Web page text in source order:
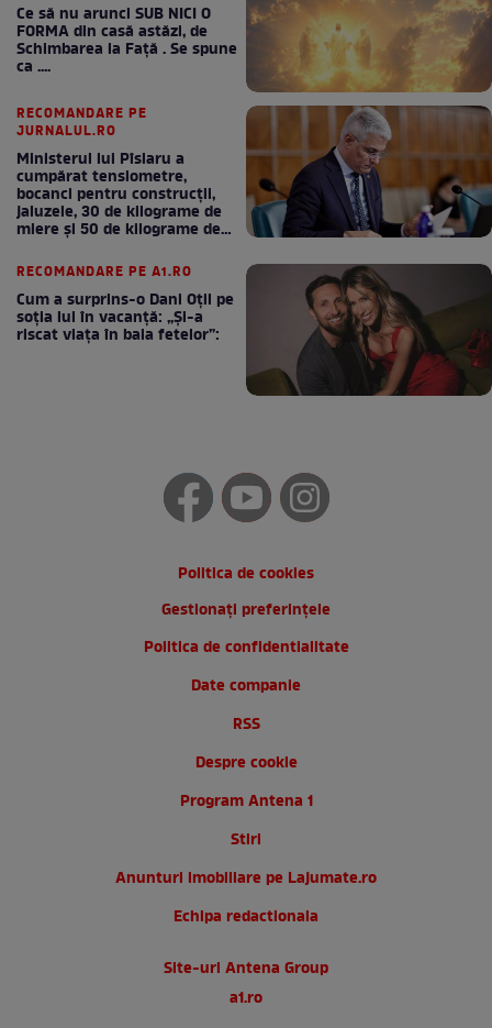
Ce să nu arunci SUB NICI O
FORMA din casă astăzi, de
Schimbarea la Față . Se spune
ca ....
RECOMANDARE PE
JURNALUL.RO
Ministerul lui Pîslaru a
cumpărat tensiometre,
bocanci pentru construcții,
jaluzele, 30 de kilograme de
miere și 50 de kilograme de
RECOMANDARE PE A1.RO
Cum a surprins-o Dani Oțil pe
soția lui în vacanță: „Și-a
riscat viața în baia fetelor”:
Politica de cookies
Gestionați preferințele
Politica de confidentialitate
Date companie
RSS
Despre cookie
Program Antena 1
Stiri
Anunturi imobiliare pe Lajumate.ro
Echipa redactionala
Site-uri Antena Group
a1.ro